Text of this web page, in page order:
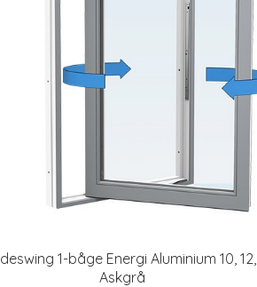
1-båge Energi Aluminium 10, 12,
Askgrå